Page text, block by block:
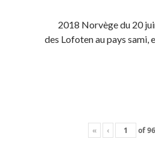
2018 Norvège du 20
des Lofoten au pays sami,
« ‹ of96